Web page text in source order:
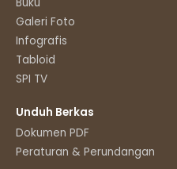
Buku
Galeri Foto
Infografis
Tabloid
SPI TV
Unduh Berkas
Dokumen PDF
Peraturan & Perundangan